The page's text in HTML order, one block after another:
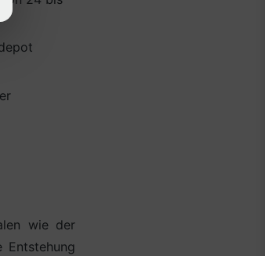
wie der
Entstehung